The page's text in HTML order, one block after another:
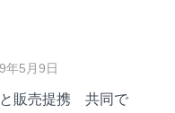
年5月9日
販売提携 共同で